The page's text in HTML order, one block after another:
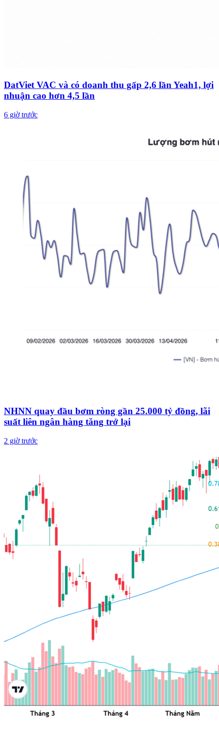
DatViet VAC và có doanh thu gấp 2,6 lần Yeah1, lợi
nhuận cao hơn 4,5 lần
6 giờ trước
NHNN quay đầu bơm ròng gần 25.000 tỷ đồng, lãi
suất liên ngân hàng tăng trở lại
2 giờ trước